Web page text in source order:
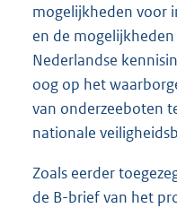
mogelijkheden voor
en de
Nederlandse
oog op het
van onderzeeboten
nationale
Zoals eerder
de B-brief van het